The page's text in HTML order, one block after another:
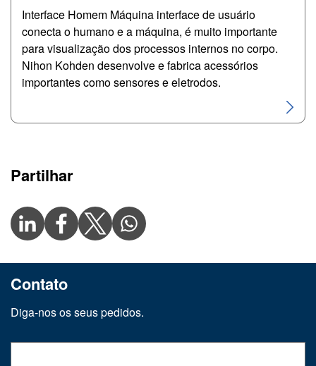
Interface Homem Máquina interface de usuário
conecta o humano e a máquina, é muito importante
para visualização dos processos internos no corpo.
Nihon Kohden desenvolve e fabrica acessórios
importantes como sensores e eletrodos.
Partilhar
Contato
Diga-nos os seus pedidos.